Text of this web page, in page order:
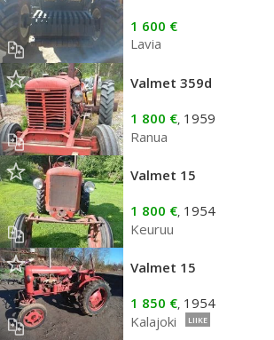
1 600 €
Lavia
Valmet 359d
1 800 €, 1959
Ranua
Valmet 15
1 800 €, 1954
Keuruu
Valmet 15
1 850 €, 1954
Kalajoki
LIIKE